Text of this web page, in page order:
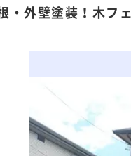
・外壁塗装！木